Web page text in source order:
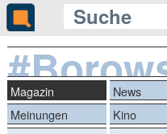
Magazin News
Meinungen
Kino